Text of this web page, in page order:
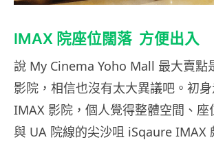
IMAX 院座位闊落 方便出入
說 My Cinema Yoho Mall 最大賣點
影院，相信也沒有太大異議吧。初
IMAX 影院，個人覺得整體空間、座
與 UA 院線的尖沙咀 iSqaure IMAX